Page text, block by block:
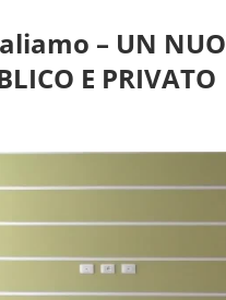
– UN
E PRIVATO